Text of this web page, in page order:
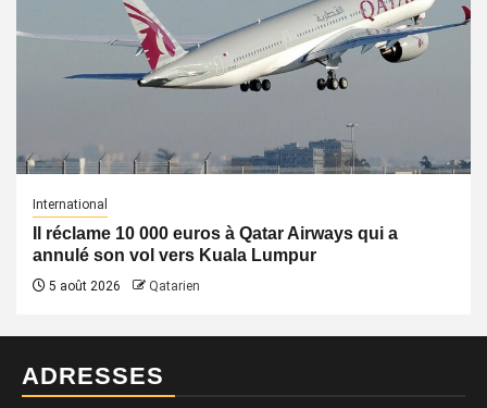
International
Il réclame 10 000 euros à Qatar Airways qui a
annulé son vol vers Kuala Lumpur
5 août 2026 Qatarien
ADRESSES